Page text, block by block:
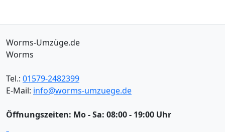
Worms-Umzüge.de
Worms
Tel.: 01579-2482399
E-Mail: info@worms-umzuege.de
Öffnungszeiten: Mo - Sa: 08:00 - 19:00 Uhr